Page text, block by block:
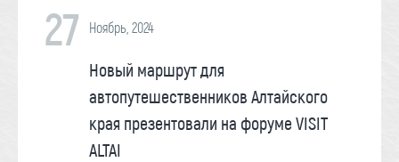
27 Ноябрь, 2024
Новый маршрут для
автопутешественников Алтайского
края презентовали на форуме VISIT
ALTAI